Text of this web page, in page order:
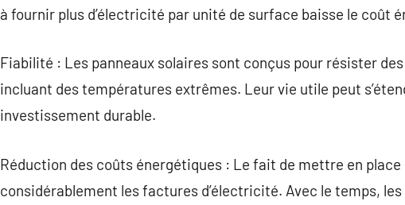
à fournir plus d’électricité par unité de surface baisse le coût
Fiabilité : Les panneaux solaires sont conçus pour résister
incluant des températures extrêmes. Leur vie utile peut
investissement durable.
Réduction des coûts énergétiques : Le fait de mettre en
considérablement les factures d’électricité. Avec le temps,